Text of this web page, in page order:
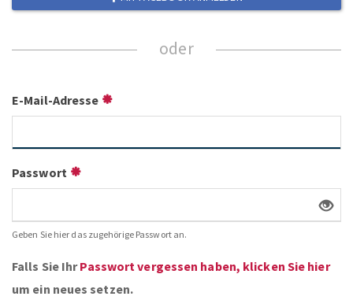
E-Mail-Adresse
Passwort
Geben Sie hier das zugehörige Passwort an.
Falls Sie IhrPasswort vergessen haben, klicken Sie hier
um ein neues setzen.